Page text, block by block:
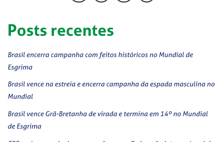
Posts recentes
Brasil encerra campanha com feitos históricos no Mundial de
Esgrima
Brasil vence na estreia e encerra campanha da espada masculina no
Mundial
Brasil vence Grã-Bretanha de virada e termina em 14º no Mundial
de Esgrima